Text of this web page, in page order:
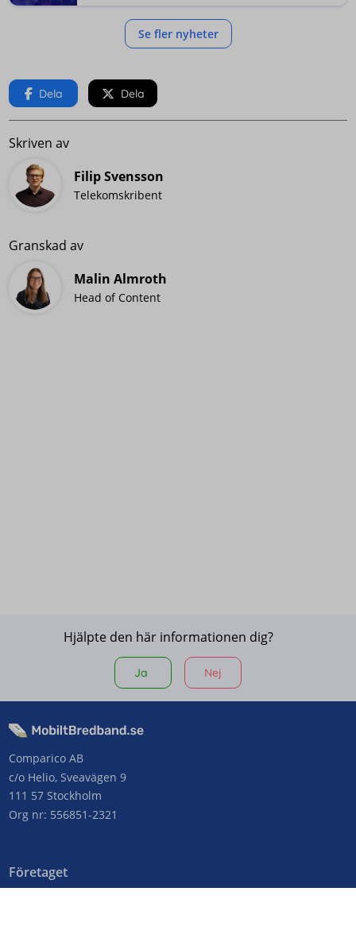
Se fler nyheter
Dela Dela
Skriven av
Filip Svensson
Telekomskribent
Granskad av
Malin Almroth
Head of Content
Hjälpte den här informationen dig?
Ja Nej
Comparico AB
c/o Helio, Sveavägen 9
111 57 Stockholm
Org nr: 556851-2321
Företaget